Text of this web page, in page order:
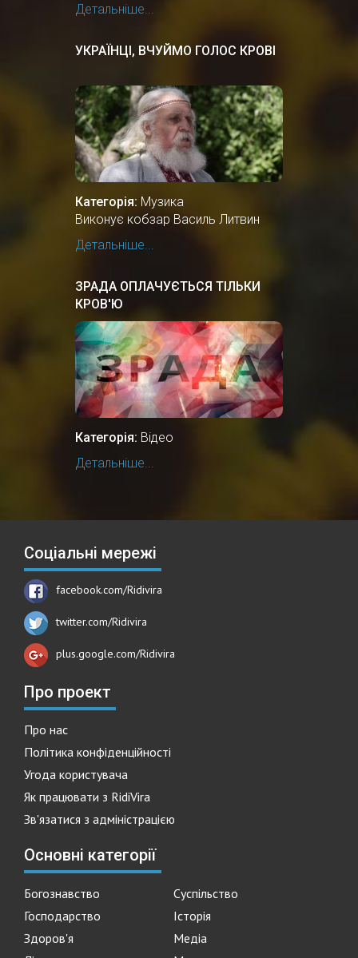
Детальніше...
УКРАЇНЦІ, ВЧУЙМО ГОЛОС КРОВІ
Категорія: Музика
Виконує кобзар Василь Литвин
Детальніше...
ЗРАДА ОПЛАЧУЄТЬСЯ ТІЛЬКИ
КРОВ'Ю
Категорія: Відео
Детальніше...
Соціальні мережі
facebook.com/Ridivira
twitter.com/Ridivira
plus.google.com/Ridivira
Про проект
Про нас
Політика конфіденційності
Угода користувача
Як працювати з RidiVira
Зв'язатися з адміністрацією
Основні категорії
Богознавство
Суспільство
Господарство
Історія
Здоров'я
Медіа